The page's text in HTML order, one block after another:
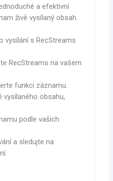
a efektivní
živě vysílaný obsah.
vysílání s RecStreams
RecStreams na vašem
funkci záznamu.
vysílaného obsahu,
podle vašich
a sledujte na